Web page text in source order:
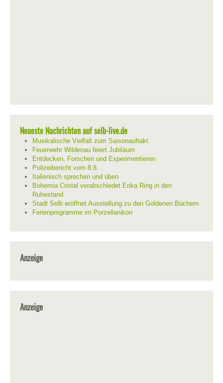
Neueste Nachrichten auf selb-live.de
Musikalische Vielfalt zum Saisonauftakt
Feuerwehr Wildenau feiert Jubiläum
Entdecken, Forschen und Experimentieren
Polizeibericht vom 8.8.
Italienisch sprechen und üben
Bohemia Cristal verabschiedet Erika Ring in den
Ruhestand
Stadt Selb eröffnet Ausstellung zu den Goldenen Büchern
Ferienprogramme im Porzellanikon
Anzeige
Anzeige